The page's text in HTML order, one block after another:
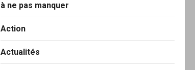
à ne pas manquer
Action
Actualités